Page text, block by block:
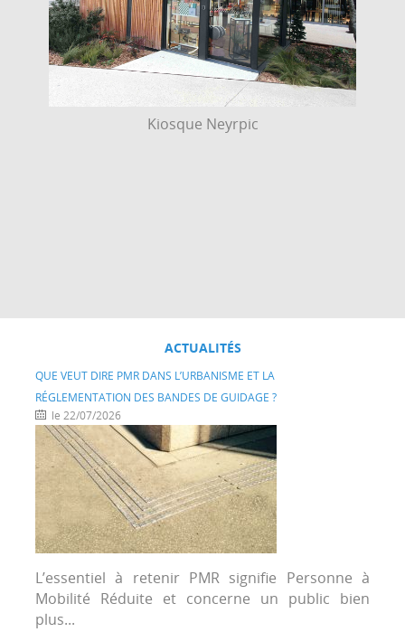
Kiosque Neyrpic
ACTUALITÉS
QUE VEUT DIRE PMR DANS L’URBANISME ET LA
RÉGLEMENTATION DES BANDES DE GUIDAGE ?
le 22/07/2026
L’essentiel à retenir PMR signifie Personne à
Mobilité Réduite et concerne un public bien
plus...